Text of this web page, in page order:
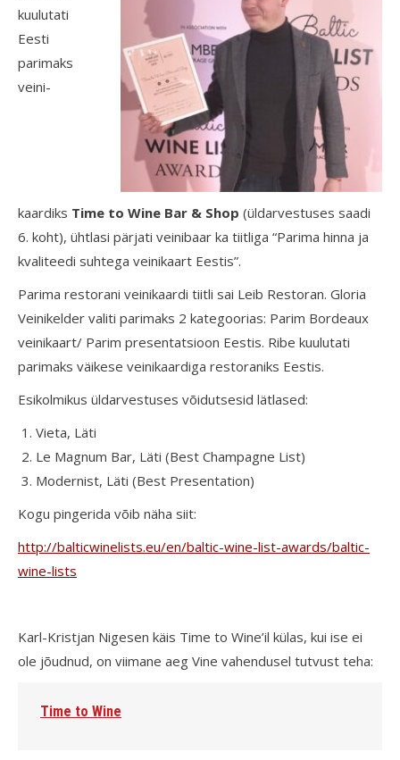
kuulutati
Eesti
parimaks
veini-
kaardiks Time to Wine Bar & Shop (üldarvestuses saadi
6. koht), ühtlasi pärjati veinibaar ka tiitliga “Parima hinna ja
kvaliteedi suhtega veinikaart Eestis”.
Parima restorani veinikaardi tiitli sai Leib Restoran. Gloria
Veinikelder valiti parimaks 2 kategoorias: Parim Bordeaux
veinikaart/ Parim presentatsioon Eestis. Ribe kuulutati
parimaks väikese veinikaardiga restoraniks Eestis.
Esikolmikus üldarvestuses võidutsesid lätlased:
Vieta, Läti
Le Magnum Bar, Läti (Best Champagne List)
Modernist, Läti (Best Presentation)
Kogu pingerida võib näha siit:
http://balticwinelists.eu/en/baltic-wine-list-awards/baltic-
wine-lists
Karl-Kristjan Nigesen käis Time to Wine’il külas, kui ise ei
ole jõudnud, on viimane aeg Vine vahendusel tutvust teha:
Time to Wine